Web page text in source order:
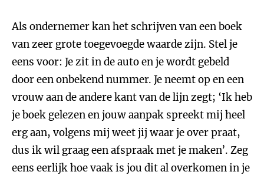
Als ondernemer kan het schrijven van een boek
van zeer grote toegevoegde waarde zijn. Stel je
eens voor: Je zit in de auto en je wordt gebeld
door een onbekend nummer. Je neemt op en een
vrouw aan de andere kant van de lijn zegt; ‘Ik heb
je boek gelezen en jouw aanpak spreekt mij heel
erg aan, volgens mij weet jij waar je over praat,
dus ik wil graag een afspraak met je maken’. Zeg
eens eerlijk hoe vaak is jou dit al overkomen in je